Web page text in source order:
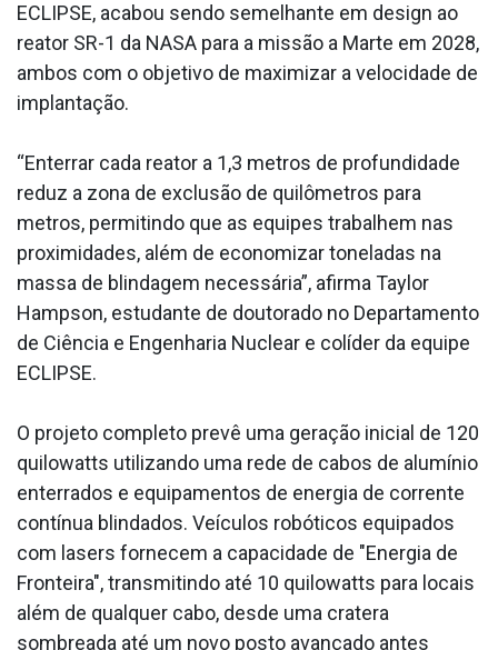
ECLIPSE, acabou sendo semelhante em design ao
reator SR-1 da NASA para a missão a Marte em 2028,
ambos com o objetivo de maximizar a velocidade de
implantação.
“Enterrar cada reator a 1,3 metros de profundidade
reduz a zona de exclusão de quilômetros para
metros, permitindo que as equipes trabalhem nas
proximidades, além de economizar toneladas na
massa de blindagem necessária”, afirma Taylor
Hampson, estudante de doutorado no Departamento
de Ciência e Engenharia Nuclear e colíder da equipe
ECLIPSE.
O projeto completo prevê uma geração inicial de 120
quilowatts utilizando uma rede de cabos de alumínio
enterrados e equipamentos de energia de corrente
contínua blindados. Veículos robóticos equipados
com lasers fornecem a capacidade de "Energia de
Fronteira", transmitindo até 10 quilowatts para locais
além de qualquer cabo, desde uma cratera
sombreada até um novo posto avançado antes